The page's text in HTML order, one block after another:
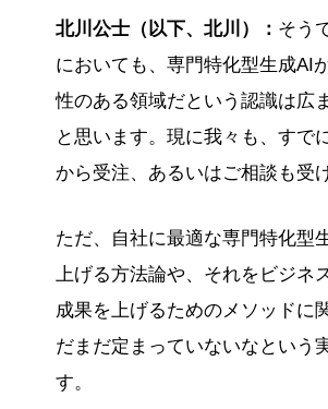
北川公士（以下、北川）： そう
においても、専門特化型生成AI
性のある領域だという認識は広
と思います。現に我々も、すで
から受注、あるいはご相談も受
ただ、自社に最適な専門特化型
上げる方法論や、それをビジネ
成果を上げるためのメソッドに
だまだ定まっていないなという
す。